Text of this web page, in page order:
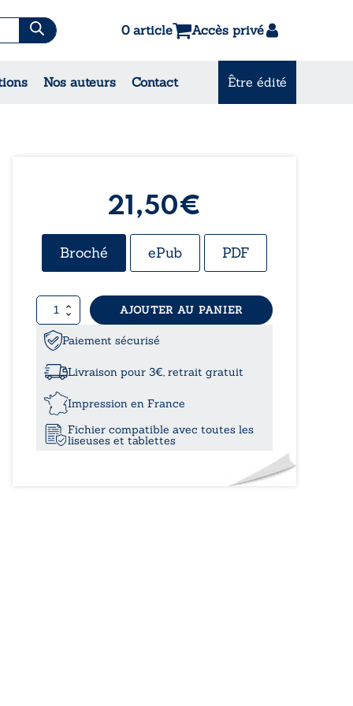
0 article Accès privé
Nos auteurs Contact Être édité
& Contes
21,50€
Broché ePub PDF
quantité
de
Eroscopie
Entre
fantasme,
désir
AJOUTER AU PANIER
Paiement sécurisé
Livraison pour 3€, retrait gratuit
Impression en France
Fichier compatible avec toutes les
liseuses et tablettes